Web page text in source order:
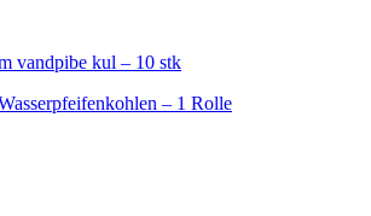
– 1 Rolle